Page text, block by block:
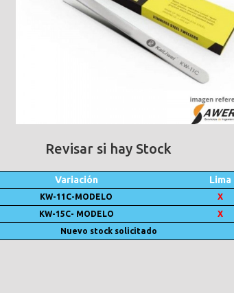
Revisar si hay Stock
Variación Lima
KW-11C-MODELO
X
KW-15C- MODELO
X
Nuevo stock solicitado